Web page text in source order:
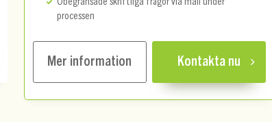
processen
Mer information Kontakta nu